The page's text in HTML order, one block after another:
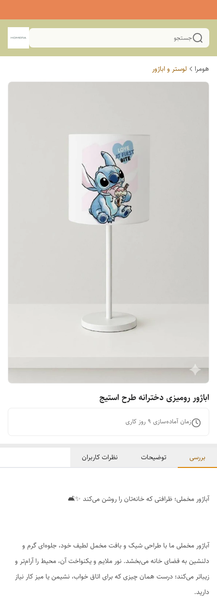
جستجو
هومرا لوستر و اباژور
اباژور رومیزی دخترانه طرح استیج
زمان آماده‌سازی 9 روز کاری
بررسی توضیحات نظرات کاربران
آباژور مخملی؛ ظرافتی که خانه‌تان را روشن می‌کند ✨🛋️
آباژور مخملی ما با طراحی شیک و بافت مخمل لطیف خود، جلوه‌ای گرم و
دلنشین به فضای خانه می‌بخشد. نور ملایم و یکنواخت آن، محیط را آرام‌تر و
زیباتر می‌کند؛ درست همان چیزی که برای اتاق خواب، نشیمن یا میز کار نیاز
دارید.